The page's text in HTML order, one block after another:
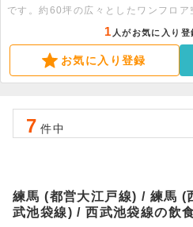
です。約60坪の広々としたワンフロ
高いスケルトン渡し。飲食店を含む幅
用可能です 。
1 人がお気に入り
お気に入り登録
7 件中
練馬 (都営大江戸線) / 練馬 (
武池袋線) / 西武池袋線の飲